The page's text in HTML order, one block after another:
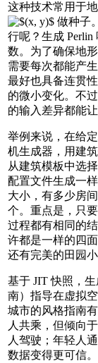
这种技术常用于
做种子
行呢？生成
数。为了确保地
需要每次都能产
最好也具备连贯
的微小变化。不
的输入差异都能
举例来说，在给
机生成器，用建
从建筑模板中选
配置文件生成一
大小，有多少房
个。重点是，只
过程都有相同的
许都是一样的四
还有完美的田园小
基于 JIT 快照，
南）指导在虚拟
城市的风格指南
人共乘，但倾向
人驾驶；年轻人
数据变得更可信